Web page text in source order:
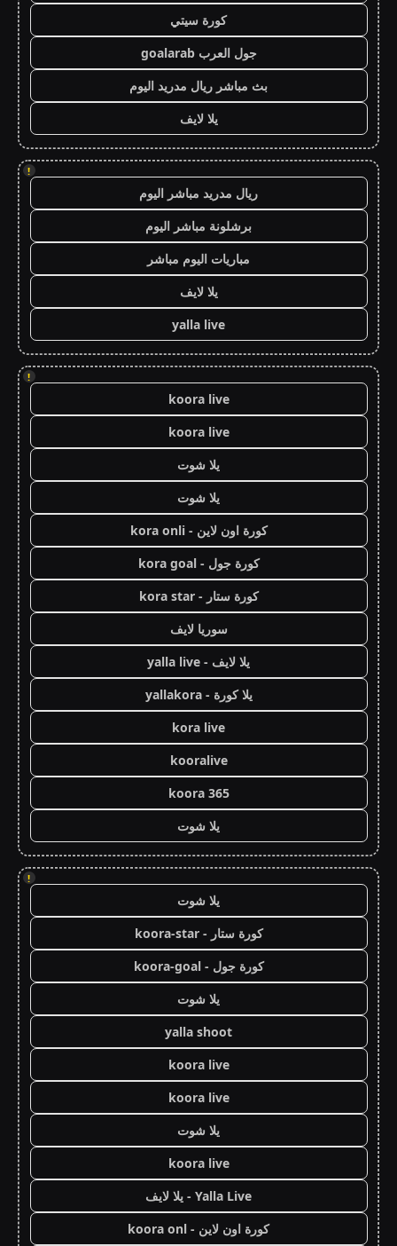
كورة سيتي
جول العرب goalarab
بث مباشر ريال مدريد اليوم
يلا لايف
!
ريال مدريد مباشر اليوم
برشلونة مباشر اليوم
مباريات اليوم مباشر
يلا لايف
yalla live
!
koora live
koora live
يلا شوت
يلا شوت
كورة اون لاين - kora onli
كورة جول - kora goal
كورة ستار - kora star
سوريا لايف
يلا لايف - yalla live
يلا كورة - yallakora
kora live
kooralive
koora 365
يلا شوت
!
يلا شوت
كورة ستار - koora-star
كورة جول - koora-goal
يلا شوت
yalla shoot
koora live
koora live
يلا شوت
koora live
Yalla Live - يلا لايف
كورة اون لاين - koora onl